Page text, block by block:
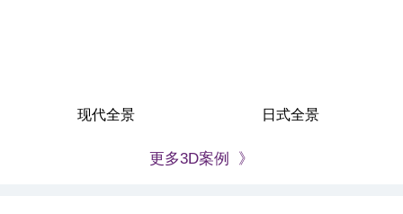
现代全景 日式全景
更多3D案例 》